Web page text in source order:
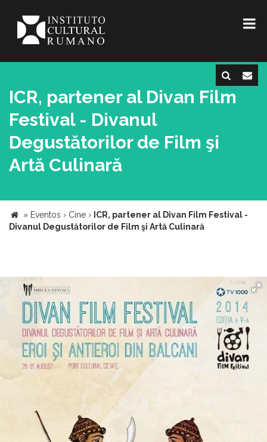
ICR, partener al Divan Film
Festival - Divanul
Degustătorilor de Film şi
Artă Culinară
» Eventos › Cine › ICR, partener al Divan Film Festival -
Divanul Degustătorilor de Film şi Artă Culinară